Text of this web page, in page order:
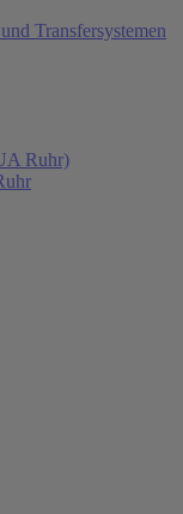
Transfersystemen
Ruhr)